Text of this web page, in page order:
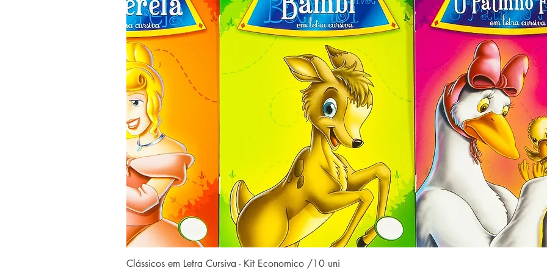
Clássicos em Letra Cursiva - Kit Economico /10 uni